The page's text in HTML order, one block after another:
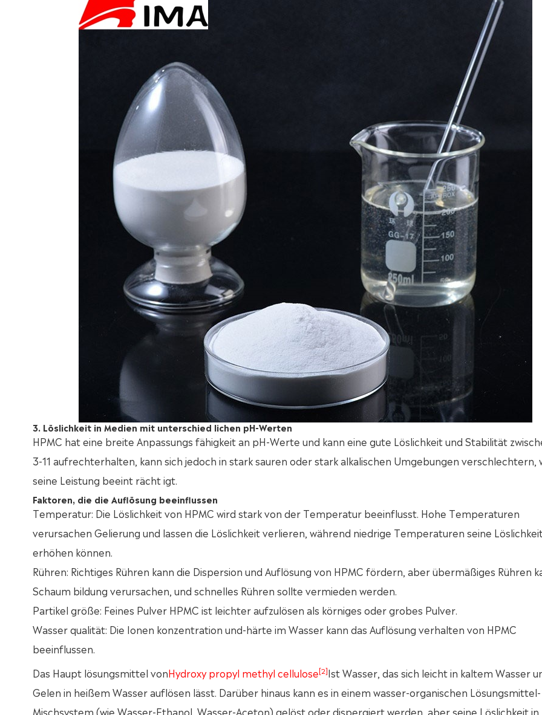
3. Löslichkeit in Medien mit unterschied lichen pH-Werten
HPMC hat eine breite Anpassungs fähigkeit an pH-Werte und kann eine gute Löslichkeit und Stabilität
3-11 aufrechterhalten, kann sich jedoch in stark sauren oder stark alkalischen Umgebungen verschlechtern,
seine Leistung beeint rächt igt.
Faktoren, die die Auflösung beeinflussen
Temperatur: Die Löslichkeit von HPMC wird stark von der Temperatur beeinflusst. Hohe Temperaturen
verursachen Gelierung und lassen die Löslichkeit verlieren, während niedrige Temperaturen seine
erhöhen können.
Rühren: Richtiges Rühren kann die Dispersion und Auflösung von HPMC fördern, aber übermäßiges Rühren
Schaum bildung verursachen, und schnelles Rühren sollte vermieden werden.
Partikel größe: Feines Pulver HPMC ist leichter aufzulösen als körniges oder grobes Pulver.
Wasser qualität: Die Ionen konzentration und-härte im Wasser kann das Auflösung verhalten von HPMC
beeinflussen.
Das Haupt lösungsmittel vonHydroxy propyl methyl cellulose[2]Ist Wasser, das sich leicht in kaltem Wasser
Gelen in heißem Wasser auflösen lässt. Darüber hinaus kann es in einem wasser-organischen Lösungsmittel-
Mischsystem (wie Wasser-Ethanol, Wasser-Aceton) gelöst oder dispergiert werden, aber seine Löslichkeit in